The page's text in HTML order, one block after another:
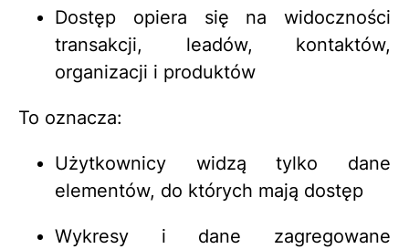
Dostęp opiera się na widoczności
transakcji, leadów, kontaktów,
organizacji i produktów
To oznacza:
Użytkownicy widzą tylko dane
elementów, do których mają dostęp
Wykresy i dane zagregowane